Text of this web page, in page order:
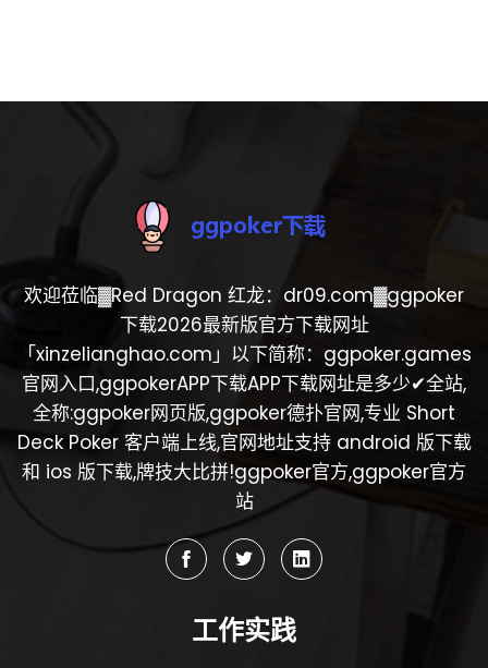
欢迎莅临▓Red Dragon 红龙：dr09.com▓ggpoker
下载2026最新版官方下载网址
「xinzelianghao.com」以下简称：ggpoker.games
官网入口,ggpokerAPP下载APP下载网址是多少✔全站,
全称:ggpoker网页版,ggpoker德扑官网,专业 Short
Deck Poker 客户端上线,官网地址支持 android 版下载
和 ios 版下载,牌技大比拼!ggpoker官方,ggpoker官方
站
工作实践